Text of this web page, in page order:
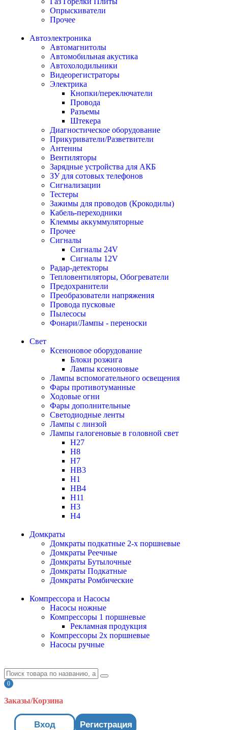
Опрыскиватели
Прочее
Автоэлектроника
Автомагнитолы
Автомобильная акустика
Автохолодильники
Видеорегистраторы
Электрика
Кнопки/переключатели
Провода
Разъемы
Штекера
Диагностическое оборудование
Прикуриватели/Разветвители
Антенны
Вентиляторы
Зарядные устройства для АКБ
ЗУ для сотовых телефонов
Сигнализации
Тестеры
Зажимы для проводов (Крокодилы)
Кабель-переходники
Клеммы аккуммуляторные
Прочее
Сигналы
Сигналы 24V
Сигналы 12V
Радар-детекторы
Тепловентиляторы, Обогреватели
Предохранители
Преобразователи напряжения
Провода пусковые
Пылесосы
Фонари/Лампы - переноски
Свет
Ксеноновое оборудование
Блоки розжига
Лампы ксеноновые
Лампы вспомогательного освещения
Фары противотуманные
Ходовые огни
Фары дополнительные
Светодиодные ленты
Лампы с линзой
Лампы галогеновые в головной свет
H27
H8
H7
HB3
H1
HB4
H11
H3
H4
Домкраты
Домкраты подкатные 2-х поршневые
Домкраты Реечные
Домкраты Бутылочные
Домкраты Подкатные
Домкраты Ромбические
Компрессора и Насосы
Насосы ножные
Компрессоры 1 поршневые
Рекламная продукция
Компрессоры 2х поршневые
Насосы ручные
0
Заказы/Корзина
Вход Регистрация